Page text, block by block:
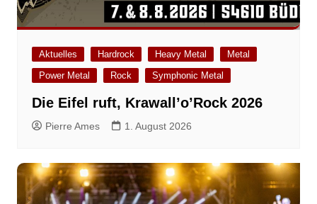
Aktuelles Hardrock Heavy Metal
Metal
Power Metal
Rock Symphonic Metal
Die Eifel ruft, Krawall’o’Rock 2026
Pierre Ames 1. August 2026